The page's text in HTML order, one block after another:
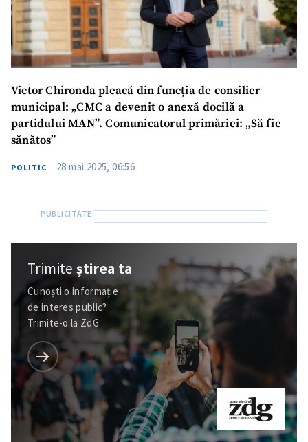
Victor Chironda pleacă din funcția de consilier
municipal: „CMC a devenit o anexă docilă a
partidului MAN”. Comunicatorul primăriei: „Să fie
sănătos”
POLITIC 28 mai 2025, 06:56
Trimiteștirea ta
Cunoști o informație
de interes public?
Trimite-o la ZdG